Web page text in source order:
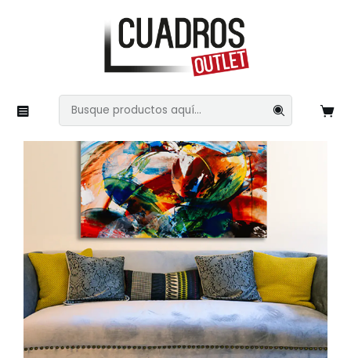
Imágenes Variadas Arte Abstracto
Pinturas 65